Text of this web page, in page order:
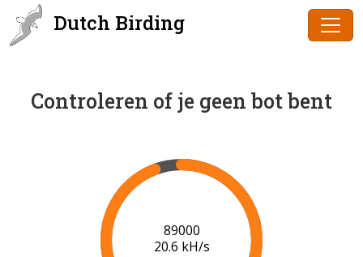
Dutch Birding
Controleren of je geen bot bent
90000
20.7 kH/s